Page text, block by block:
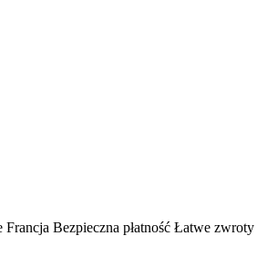
Francja Bezpieczna płatność Łatwe zwroty